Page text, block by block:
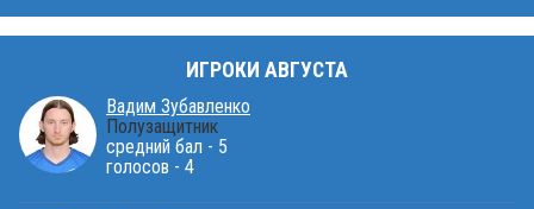
ИГРОКИ АВГУСТА
Вадим Зубавленко
Полузащитник
средний бал - 5
голосов - 4